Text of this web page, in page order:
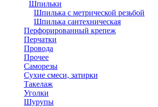
Шпильки
Шпилька с метрической резьбой
Шпилька сантехническая
Перфорированный крепеж
Перчатки
Провода
Прочее
Саморезы
Сухие смеси, затирки
Такелаж
Уголки
Шурупы